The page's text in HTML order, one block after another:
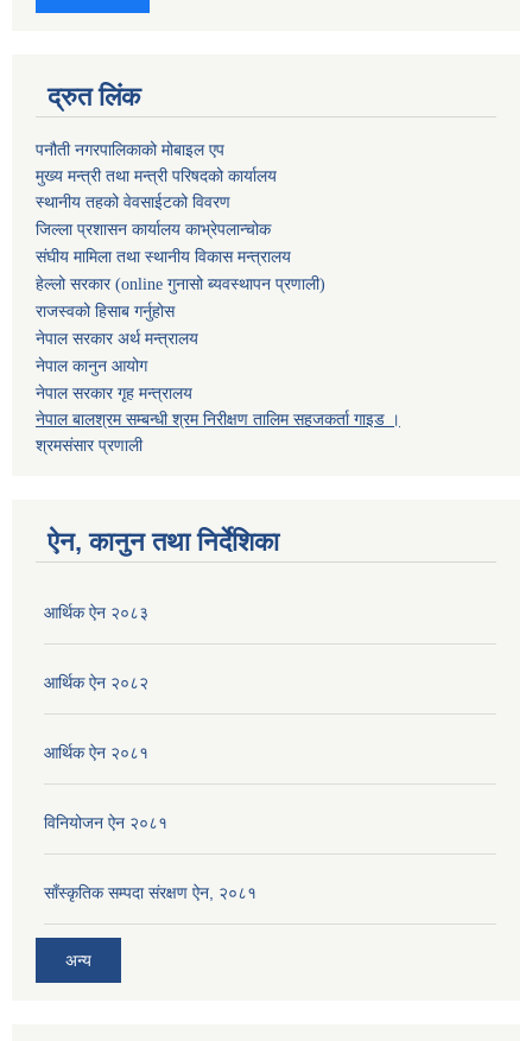
द्रुत लिंक
पनौती नगरपालिकाको मोबाइल एप
मुख्य मन्त्री तथा मन्त्री परिषदको कार्यालय
स्थानीय तहको वेवसाईटको विवरण
जिल्ला प्रशासन कार्यालय काभ्रेपलान्चोक
संघीय मामिला तथा स्थानीय विकास मन्त्रालय
हेल्लो सरकार (online गुनासो ब्यवस्थापन प्रणाली)
राजस्वको हिसाब गर्नुहोस
नेपाल सरकार अर्थ मन्त्रालय
नेपाल कानुन आयोग
नेपाल सरकार गृह मन्त्रालय
नेपाल बालश्रम सम्बन्धी श्रम निरीक्षण तालिम सहजकर्ता गाइड ।
श्रमसंसार प्रणाली
ऐन, कानुन तथा निर्देशिका
आर्थिक ऐन २०८३
आर्थिक ऐन २०८२
आर्थिक ऐन २०८१
विनियोजन ऐन २०८१
साँस्कृतिक सम्पदा संरक्षण ऐन, २०८१
अन्य